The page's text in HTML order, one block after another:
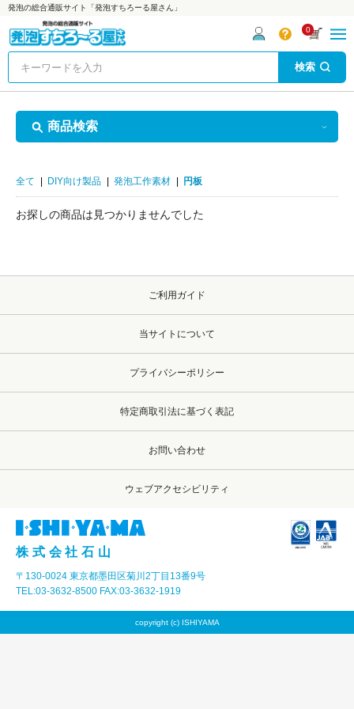
発泡の総合通販サイト「発泡すちろーる屋さん」
0
検索
商品検索
全て DIY向け製品 発泡工作素材 円板
お探しの商品は見つかりませんでした
ご利用ガイド
当サイトについて
プライバシーポリシー
特定商取引法に基づく表記
お問い合わせ
ウェブアクセシビリティ
株式会社石山
〒130-0024 東京都墨田区菊川2丁目13番9号
TEL:03-3632-8500 FAX:03-3632-1919
copyright (c) ISHIYAMA